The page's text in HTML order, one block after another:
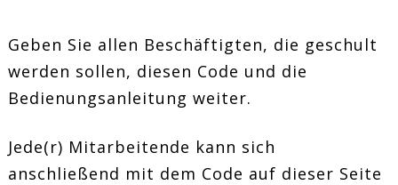
Geben Sie allen Beschäftigten, die geschult
werden sollen, diesen Code und die
Bedienungsanleitung weiter.
Jede(r) Mitarbeitende kann sich
anschließend mit dem Code auf dieser Seite